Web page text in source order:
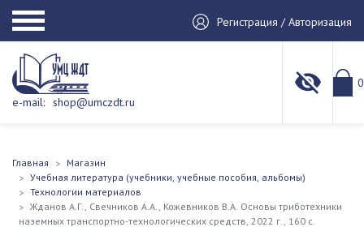
Регистрация / Авторизация
e-mail: shop@umczdt.ru
0
Главная
Магазин
Учебная литература (учебники, учебные пособия, альбомы)
Технологии материалов
Жданов А.Г., Свечников А.А., Кожевников В.А. Основы триботехники
наземных транспортно-технологических средств, 2022 г., 160 с.